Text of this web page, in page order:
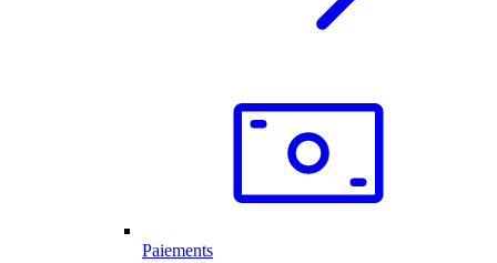
Paiements